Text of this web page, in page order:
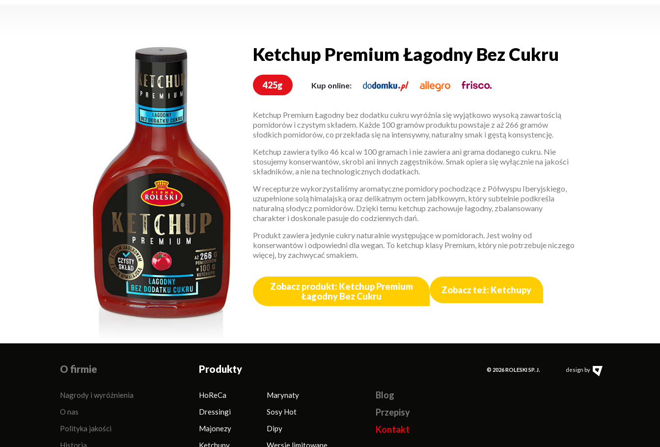
Ketchup Premium Łagodny Bez Cukru
425g Kup online:
Ketchup Premium Łagodny bez dodatku cukru wyróżnia się wyjątkowo wysoką zawartością
pomidorów i czystym składem. Każde 100 gramów produktu powstaje z aż 266 gramów
słodkich pomidorów, co przekłada się na intensywny, naturalny smak i gęstą konsystencję.
Ketchup zawiera tylko 46 kcal w 100 gramach i nie zawiera ani grama dodanego cukru. Nie
stosujemy konserwantów, skrobi ani innych zagęstników. Smak opiera się wyłącznie na jakości
składników, a nie na technologicznych dodatkach.
W recepturze wykorzystaliśmy aromatyczne pomidory pochodzące z Półwyspu Iberyjskiego,
uzupełnione solą himalajską oraz delikatnym octem jabłkowym, który subtelnie podkreśla
naturalną słodycz pomidorów. Dzięki temu ketchup zachowuje łagodny, zbalansowany
charakter i doskonale pasuje do codziennych dań.
Produkt zawiera jedynie cukry naturalnie występujące w pomidorach. Jest wolny od
konserwantów i odpowiedni dla wegan. To ketchup klasy Premium, który nie potrzebuje niczego
więcej, by zachwycać smakiem.
Zobacz produkt: Ketchup Premium
Łagodny Bez Cukru
Zobacz też: Ketchupy
O firmie
Nagrody i wyróżnienia
O nas
Polityka jakości
Historia
Produkty
HoReCa
Dressingi
Majonezy
Ketchupy
Marynaty
Sosy Hot
Dipy
Wersje limitowane
Blog
Przepisy
Kontakt
© 2026 ROLESKI SP. J. design by